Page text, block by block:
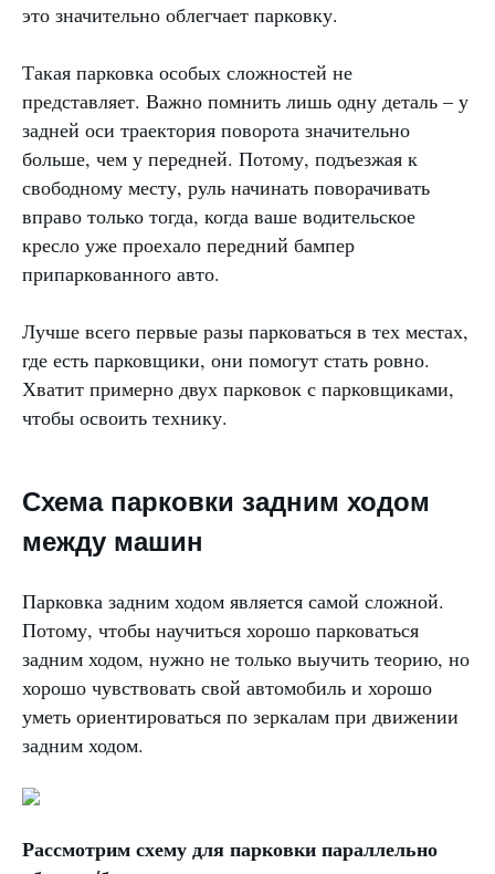
это значительно облегчает парковку.
Такая парковка особых сложностей не
представляет. Важно помнить лишь одну деталь – у
задней оси траектория поворота значительно
больше, чем у передней. Потому, подъезжая к
свободному месту, руль начинать поворачивать
вправо только тогда, когда ваше водительское
кресло уже проехало передний бампер
припаркованного авто.
Лучше всего первые разы парковаться в тех местах,
где есть парковщики, они помогут стать ровно.
Хватит примерно двух парковок с парковщиками,
чтобы освоить технику.
Схема парковки задним ходом
между машин
Парковка задним ходом является самой сложной.
Потому, чтобы научиться хорошо парковаться
задним ходом, нужно не только выучить теорию, но
хорошо чувствовать свой автомобиль и хорошо
уметь ориентироваться по зеркалам при движении
задним ходом.
Рассмотрим схему для парковки параллельно